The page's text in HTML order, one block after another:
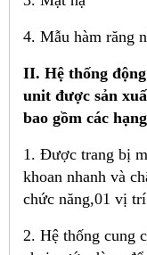
4. Mẫu hàm răng
II. Hệ thống
unit được sản
bao gồm các
1. Được trang bị
khoan nhanh và
chức năng,01 vị
2. Hệ thống cung